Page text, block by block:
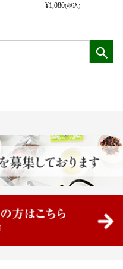
¥1,080(税込)